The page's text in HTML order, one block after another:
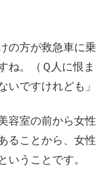
の方が救急車に乗
ね。（Ｑ人に恨ま
いですけれども」
容室の前から女性
ることから、女性
いうことです。